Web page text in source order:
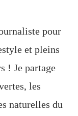
pour
et pleins
! Je partage
les
naturelles du